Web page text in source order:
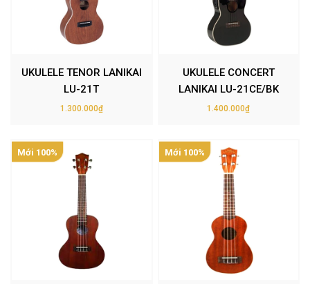
UKULELE TENOR LANIKAI
LU-21T
1.300.000₫
UKULELE CONCERT
LANIKAI LU-21CE/BK
1.400.000₫
Mới 100% Mới 100%